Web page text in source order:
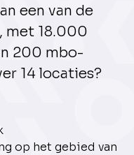
een van de
met 18.000
200 mbo-
14 locaties?
op het gebied van